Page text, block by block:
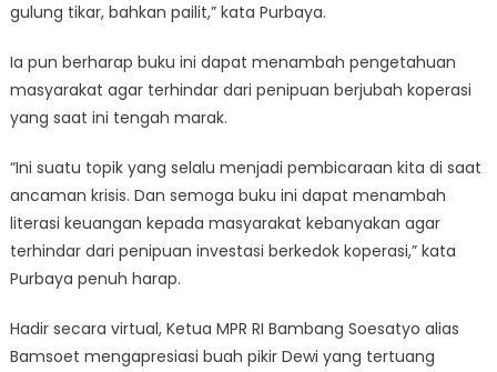
gulung tikar, bahkan pailit,” kata Purbaya.
Ia pun berharap buku ini dapat menambah pengetahuan
masyarakat agar terhindar dari penipuan berjubah koperasi
yang saat ini tengah marak.
“Ini suatu topik yang selalu menjadi pembicaraan kita di saat
ancaman krisis. Dan semoga buku ini dapat menambah
literasi keuangan kepada masyarakat kebanyakan agar
terhindar dari penipuan investasi berkedok koperasi,” kata
Purbaya penuh harap.
Hadir secara virtual, Ketua MPR RI Bambang Soesatyo alias
Bamsoet mengapresiasi buah pikir Dewi yang tertuang